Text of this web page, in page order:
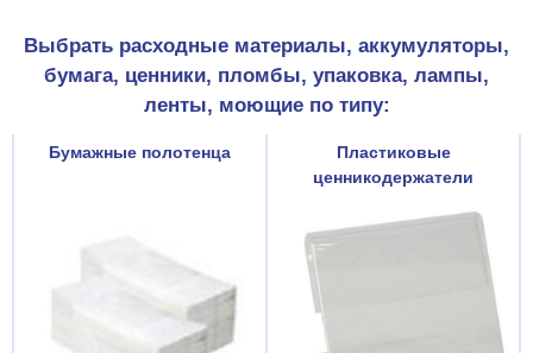
Выбрать расходные материалы, аккумуляторы,
бумага, ценники, пломбы, упаковка, лампы,
ленты, моющие по типу:
Бумажные полотенца
Пластиковые
ценникодержатели